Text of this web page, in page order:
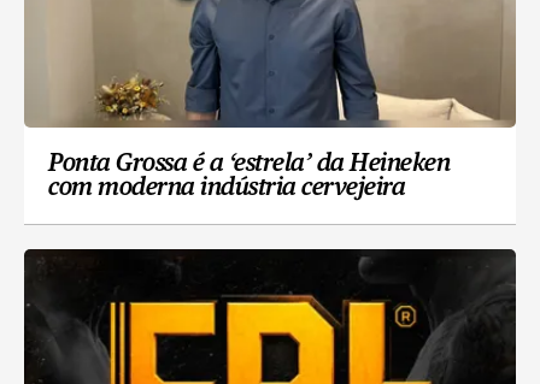
Ponta Grossa é a ‘estrela’ da Heineken
com moderna indústria cervejeira